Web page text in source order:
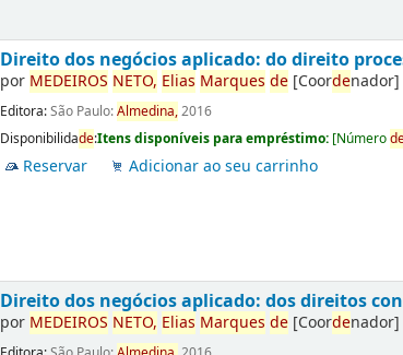
Direito dos negócios aplicado: do direito
por MEDEIROS NETO, Elias Marques de [Coordenador]
Editora:São Paulo:Almedina,2016
Disponibilidade:Itens disponíveis para empréstimo: [Número
Reservar Adicionar ao seu carrinho
Direito dos negócios aplicado: dos direitos
por MEDEIROS NETO, Elias Marques de [Coordenador]